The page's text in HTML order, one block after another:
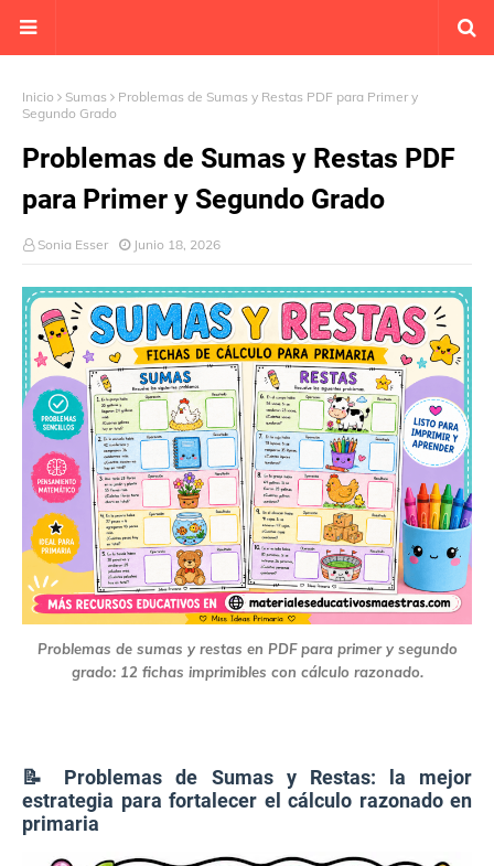
Inicio Sumas
Problemas de Sumas y Restas PDF para Primer y
Segundo Grado
Problemas de Sumas y Restas PDF
para Primer y Segundo Grado
Sonia Esser Junio 18, 2026
Problemas de sumas y restas en PDF para primer y segundo
grado: 12 fichas imprimibles con cálculo razonado.
📝 Problemas de Sumas y Restas: la mejor
estrategia para fortalecer el cálculo razonado en
primaria